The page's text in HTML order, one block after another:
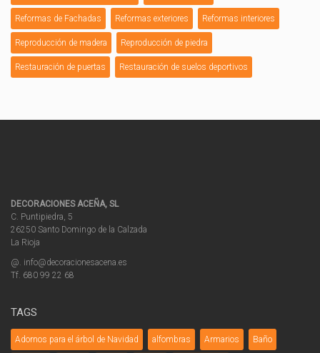
Reformas de Fachadas Reformas exteriores Reformas interiores
Reproducción de madera Reproducción de piedra
Restauración de puertas Restauración de suelos deportivos
DECORACIONES ACEÑA, SL
C. Puntipiedra, 5
26250 Santo Domingo de la Calzada
La Rioja
@. info@decoracionesacena.es
Tf. 680 99 22 68
TAGS
Adornos para el árbol de Navidad alfombras Armarios Baño